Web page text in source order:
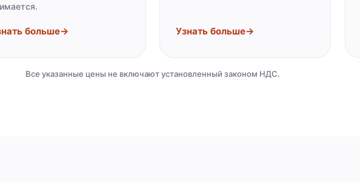
больше→ Узнать больше→
Все указанные цены не включают установленный законом НДС.